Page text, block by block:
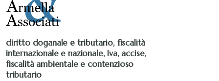
Stampa 2022
Stampa 2023
diritto doganale e tributario, fiscalità
internazionale e nazionale, Iva, accise,
fiscalità ambientale e contenzioso
tributario